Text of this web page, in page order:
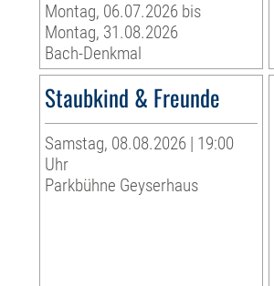
Montag, 06.07.2026 bis
Montag, 31.08.2026
Bach-Denkmal
Staubkind & Freunde
Samstag, 08.08.2026 | 19:00
Uhr
Parkbühne Geyserhaus